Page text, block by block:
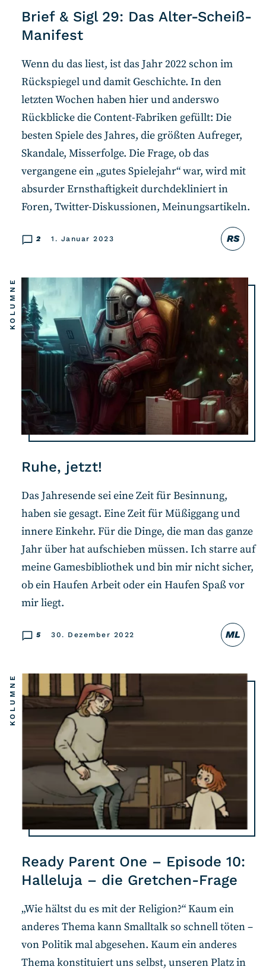
Brief & Sigl 29: Das Alter-Scheiß-
Manifest
RS
2 1. Januar 2023
Wenn du das liest, ist das Jahr 2022 schon im
Rückspiegel und damit Geschichte. In den
letzten Wochen haben hier und anderswo
Rückblicke die Content-Fabriken gefüllt: Die
besten Spiele des Jahres, die größten Aufreger,
Skandale, Misserfolge. Die Frage, ob das
vergangene ein „gutes Spielejahr“ war, wird mit
absurder Ernsthaftigkeit durchdekliniert in
Foren, Twitter-Diskussionen, Meinungsartikeln.
Ruhe, jetzt!
KOLUMNE
ML
5 30. Dezember 2022
Das Jahresende sei eine Zeit für Besinnung,
haben sie gesagt. Eine Zeit für Müßiggang und
innere Einkehr. Für die Dinge, die man das ganze
Jahr über hat aufschieben müssen. Ich starre auf
meine Gamesbibliothek und bin mir nicht sicher,
ob ein Haufen Arbeit oder ein Haufen Spaß vor
mir liegt.
Ready Parent One – Episode 10:
Halleluja – die Gretchen-Frage
KOLUMNE
„Wie hältst du es mit der Religion?“ Kaum ein
anderes Thema kann Smalltalk so schnell töten –
von Politik mal abgesehen. Kaum ein anderes
Thema konstituiert uns selbst, unseren Platz in